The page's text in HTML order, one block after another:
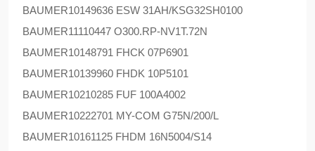
BAUMER10149636 ESW 31AH/KSG32SH0100
BAUMER11110447 O300.RP-NV1T.72N
BAUMER10148791 FHCK 07P6901
BAUMER10139960 FHDK 10P5101
BAUMER10210285 FUF 100A4002
BAUMER10222701 MY-COM G75N/200/L
BAUMER10161125 FHDM 16N5004/S14